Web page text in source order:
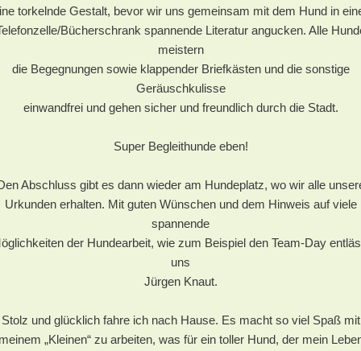
torkelnde Gestalt, bevor wir uns gemeinsam mit dem Hund in
Bücherschrank spannende Literatur angucken. Alle
meistern
die Begegnungen sowie klappender Briefkästen und die sonstige
Geräuschkulisse
einwandfrei und gehen sicher und freundlich durch die Stadt.
Super Begleithunde eben!
Abschluss gibt es dann wieder am Hundeplatz, wo wir alle
Urkunden erhalten. Mit guten Wünschen und dem Hinweis auf viele
spannende
der Hundearbeit, wie zum Beispiel den Team-Day
uns
Jürgen Knaut.
Stolz und glücklich fahre ich nach Hause. Es macht so viel Spaß mit
„Kleinen“ zu arbeiten, was für ein toller Hund, der mein